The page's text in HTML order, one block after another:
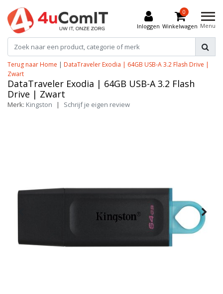
Inloggen
0
Winkelwagen Menu
Terug naar Home | DataTraveler Exodia | 64GB USB-A 3.2 Flash Drive |
Zwart
DataTraveler Exodia | 64GB USB-A 3.2 Flash
Drive | Zwart
Merk: Kingston | Schrijf je eigen review